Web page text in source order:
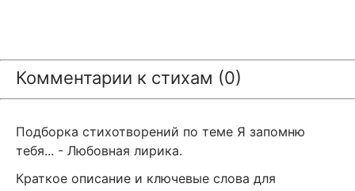
Комментарии к стихам (0)
Подборка стихотворений по теме Я запомню
тебя... - Любовная лирика.
Краткое описание и ключевые слова для